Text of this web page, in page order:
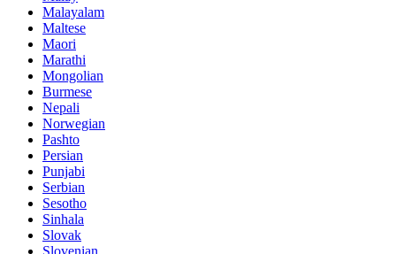
Malayalam
Maltese
Maori
Marathi
Mongolian
Burmese
Nepali
Norwegian
Pashto
Persian
Punjabi
Serbian
Sesotho
Sinhala
Slovak